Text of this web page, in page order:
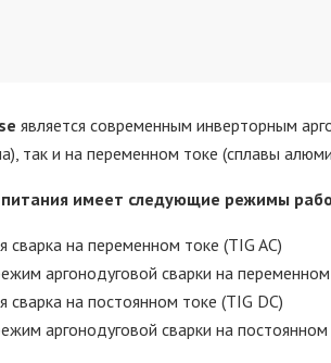
является современным инверторным
так и на переменном токе (сплавы
имеет следующие режимы
сварка на переменном токе (TIG AC)
аргонодуговой сварки на переменном
сварка на постоянном токе (TIG DC)
аргонодуговой сварки на постоянном